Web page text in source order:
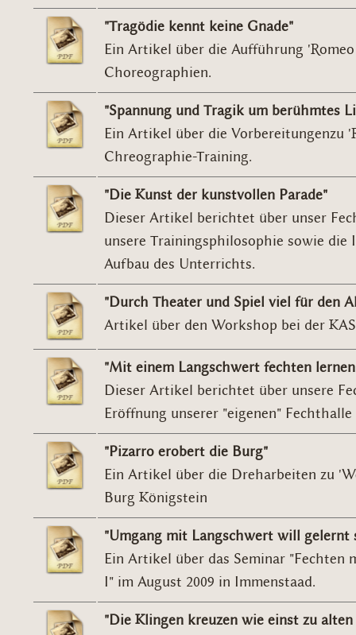
"Tragödie kennt keine Gnade"
Ein Artikel über die Aufführung
Choreographien.
"Spannung und Tragik um berühmtes
Ein Artikel über die Vorbereitungenzu
Chreographie-Training.
"Die Kunst der kunstvollen Parade"
Dieser Artikel berichtet über unser
unsere Trainingsphilosophie sowie die
Aufbau des Unterrichts.
"Durch Theater und Spiel viel für den
Artikel über den Workshop bei der
"Mit einem Langschwert fechten
Dieser Artikel berichtet über unsere
Eröffnung unserer "eigenen"
"Pizarro erobert die Burg"
Ein Artikel über die Dreharbeiten zu
Burg Königstein
"Umgang mit Langschwert will gelernt
Ein Artikel über das Seminar "Fechten
I" im August 2009 in Immenstaad.
"Die Klingen kreuzen wie einst zu